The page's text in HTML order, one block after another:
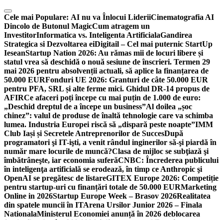
Skip
to
content
Cele mai Populare: AI nu va Înlocui LideriiCinematografia AI
Dincolo de Butonul MagicCum atragem un
InvestitorInformatica vs. Inteligenta ArtificialaGandirea
Strategica si Dezvoltarea eiDigitail – Cel mai puternic StartUp
IeseanStartup Nation 2026: Au rămas mii de locuri libere și
statul vrea să deschidă o nouă sesiune de înscrieri. Termen 29
mai 2026 pentru absolvenții actuali, să aplice la finanțarea de
50.000 EURFonduri UE 2026: Granturi de câte 50.000 EUR
pentru PFA, SRL și alte ferme mici. Ghidul DR-14 propus de
AFIRCe afaceri poți începe cu mai puțin de 1.000 de euro:
„Deschid dreptul de a începe un business”Al doilea „șoc
chinez”: valul de produse de înaltă tehnologie care va schimba
lumea. Industria Europei riscă să „dispară peste noapte”IMM
Club Iași și Secretele Antreprenorilor de SuccesDupă
programatori şi IT-işti, a venit rândul inginerilor să-şi piardă în
număr mare locurile de muncă?Clasa de mijloc se subţiază şi
îmbătrâneşte, iar economia suferăCNBC: Încrederea publicului
în inteligenţa artificială se erodează, în timp ce Anthropic şi
OpenAI se pregătesc de listareGITEX Europe 2026: Competiție
pentru startup-uri cu finanțări totale de 50.000 EURMarketing
Online in 2026Startup Europe Week – Brasov 2026Realitatea
din spatele muncii în ITArena Ursilor Junior 2026 – Finala
NationalaMinisterul Economiei anunță în 2026 deblocarea